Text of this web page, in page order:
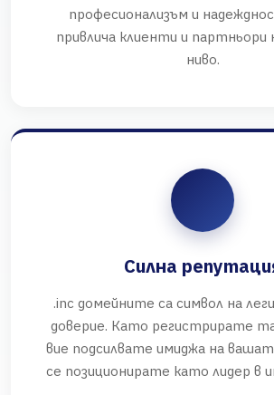
професионализъм и
привлича клиенти и партньори
ниво.
Силна
.inc домейните са символ на
доверие. Като регистрирате
вие подсилвате имиджа на
се позиционирате като лидер в